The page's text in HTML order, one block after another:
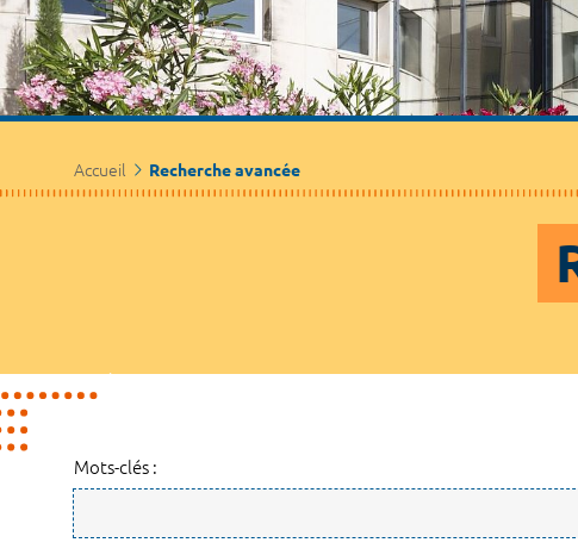
Accueil Recherche avancée
Mots-clés :